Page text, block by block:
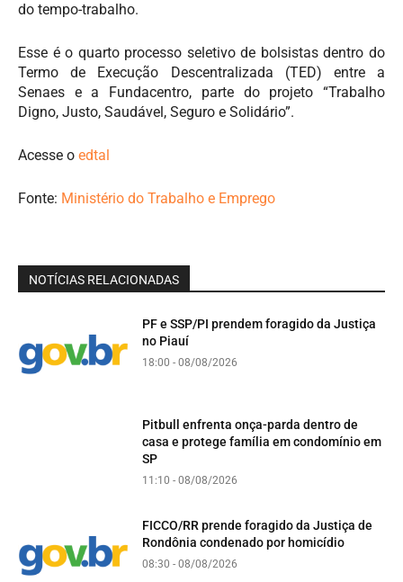
do tempo-trabalho.
Esse é o quarto processo seletivo de bolsistas dentro do
Termo de Execução Descentralizada (TED) entre a
Senaes e a Fundacentro, parte do projeto “Trabalho
Digno, Justo, Saudável, Seguro e Solidário”.
Acesse o edtal
Fonte: Ministério do Trabalho e Emprego
NOTÍCIAS RELACIONADAS
PF e SSP/PI prendem foragido da Justiça
no Piauí
18:00 - 08/08/2026
Pitbull enfrenta onça-parda dentro de
casa e protege família em condomínio em
SP
11:10 - 08/08/2026
FICCO/RR prende foragido da Justiça de
Rondônia condenado por homicídio
08:30 - 08/08/2026